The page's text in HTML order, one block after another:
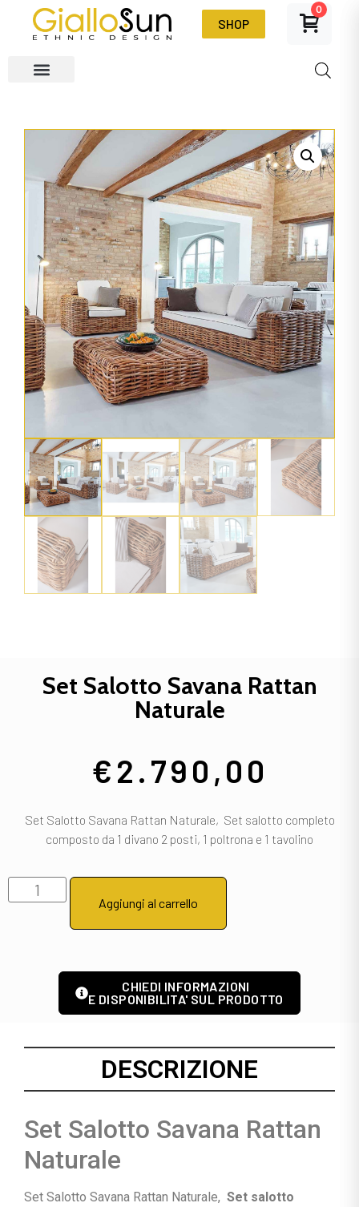
SHOP
0
Set Salotto Savana Rattan
Naturale
€2.790,00
Set Salotto Savana Rattan Naturale, Set salotto completo
composto da 1 divano 2 posti, 1 poltrona e 1 tavolino
Aggiungi al carrello
CHIEDI INFORMAZIONI
E DISPONIBILITA' SUL PRODOTTO
DESCRIZIONE
Set Salotto Savana Rattan
Naturale
Set Salotto Savana Rattan Naturale, Set salotto